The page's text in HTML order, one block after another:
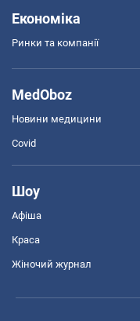
Економіка
Ринки та компанії
MedOboz
Новини медицини
Covid
Шоу
Афіша
Краса
Жіночий журнал